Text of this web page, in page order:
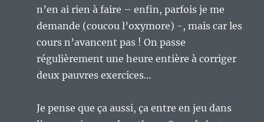
n’en ai rien à faire – enfin, parfois je me
demande (coucou l’oxymore) -, mais car les
cours n’avancent pas ! On passe
régulièrement une heure entière à corriger
deux pauvres exercices…
Je pense que ça aussi, ça entre en jeu dans